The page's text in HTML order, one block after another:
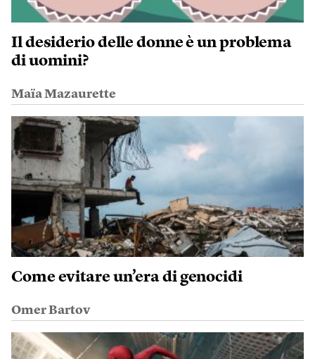
Il desiderio delle donne è un problema
di uomini?
Maïa Mazaurette
Come evitare un’era di genocidi
Omer Bartov